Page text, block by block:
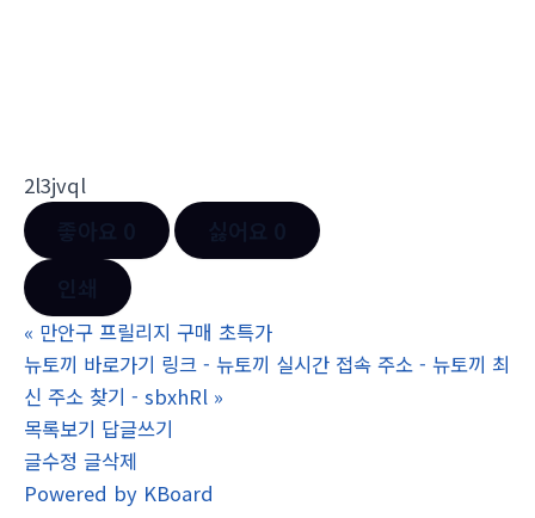
2l3jvql
« 만안구 프릴리지 구매 초특가
뉴토끼 바로가기 링크 - 뉴토끼 실시간 접속 주소 - 뉴토끼 최
신 주소 찾기 - sbxhRl »
목록보기 답글쓰기
글수정 글삭제
Powered by KBoard